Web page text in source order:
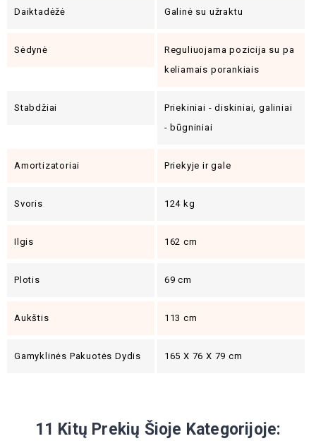
Daiktadėžė Galinė su užraktu
Sėdynė
Reguliuojama pozicija su pa
keliamais porankiais
Stabdžiai
Priekiniai - diskiniai, galiniai
- būgniniai
Amortizatoriai Priekyje ir gale
Svoris 124 kg
Ilgis 162 cm
Plotis 69 cm
Aukštis 113 cm
Gamyklinės Pakuotės Dydis 165 X 76 X 79 cm
11 Kitų Prekių Šioje Kategorijoje: